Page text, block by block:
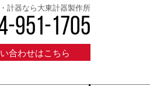
計器なら大東計器製作所
951-1705
合わせはこちら